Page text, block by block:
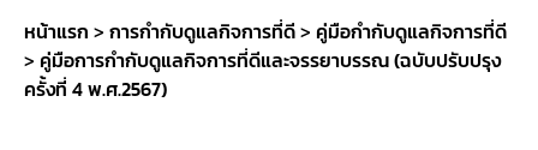
หน้าแรก > การกำกับดูแลกิจการที่ดี> คู่มือกำกับดูแลกิจการที่ดี
> คู่มือการกำกับดูแลกิจการที่ดีและจรรยาบรรณ (ฉบับปรับปรุง
ครั้งที่ 4 พ.ศ.2567)